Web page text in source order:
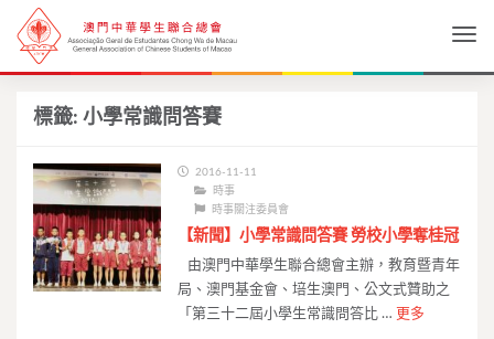
標籤: 小學常識問答賽
2016-11-11
時事
時事關注委員會
【新聞】小學常識問答賽 勞校小學奪桂冠
由澳門中華學生聯合總會主辦，教育暨青年
局、澳門基金會、培生澳門、公文式贊助之
「第三十二屆小學生常識問答比 … 更多